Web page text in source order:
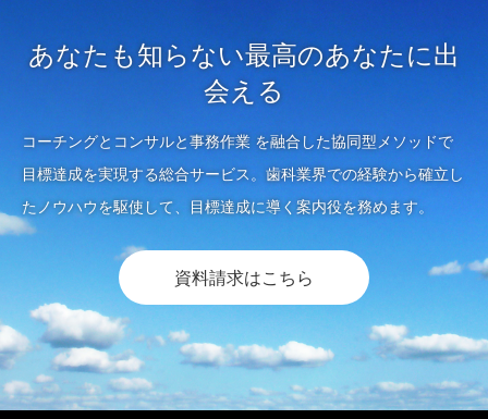
あなたも知らない最高のあなたに出
会える
コーチングとコンサルと事務作業 を融合した協同型メソッドで
目標達成を実現する総合サービス。歯科業界での経験から確立し
たノウハウを駆使して、目標達成に導く案内役を務めます。
資料請求はこちら